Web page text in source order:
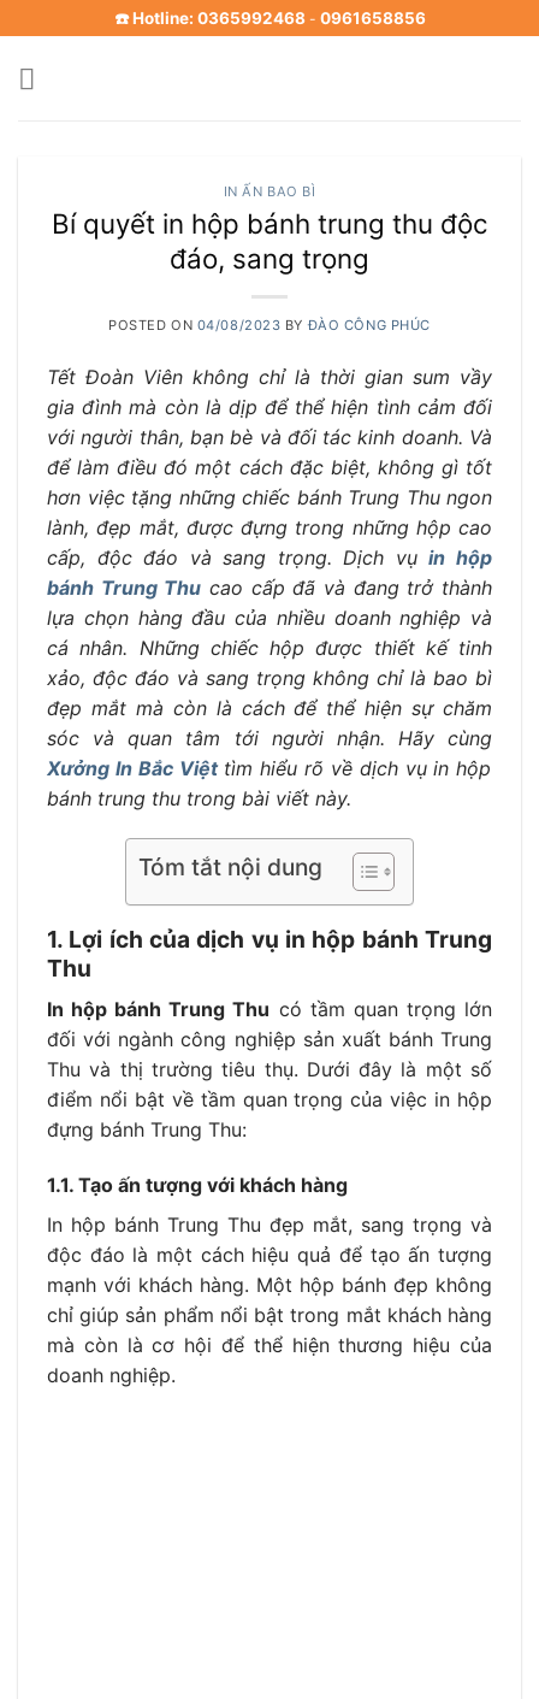
to
content
☎️ Hotline: 0365992468 - 0961658856
IN ẤN BAO BÌ
Bí quyết in hộp bánh trung thu độc
đáo, sang trọng
POSTED ON 04/08/2023 BYĐÀO CÔNG PHÚC
Tết Đoàn Viên không chỉ là thời gian sum vầy
gia đình mà còn là dịp để thể hiện tình cảm đối
với người thân, bạn bè và đối tác kinh doanh. Và
để làm điều đó một cách đặc biệt, không gì tốt
hơn việc tặng những chiếc bánh Trung Thu ngon
lành, đẹp mắt, được đựng trong những hộp cao
cấp, độc đáo và sang trọng. Dịch vụin hộp
bánh Trung Thu cao cấp đã và đang trở thành
lựa chọn hàng đầu của nhiều doanh nghiệp và
cá nhân. Những chiếc hộp được thiết kế tinh
xảo, độc đáo và sang trọng không chỉ là bao bì
đẹp mắt mà còn là cách để thể hiện sự chăm
sóc và quan tâm tới người nhận. Hãy cùng
Xưởng In Bắc Việttìm hiểu rõ về dịch vụ in hộp
bánh trung thu trong bài viết này.
Tóm tắt nội dung
1. Lợi ích của dịch vụ in hộp bánh Trung
Thu
In hộp bánh Trung Thu có tầm quan trọng lớn
đối với ngành công nghiệp sản xuất bánh Trung
Thu và thị trường tiêu thụ. Dưới đây là một số
điểm nổi bật về tầm quan trọng của việc in hộp
đựng bánh Trung Thu:
1.1. Tạo ấn tượng với khách hàng
In hộp bánh Trung Thu đẹp mắt, sang trọng và
độc đáo là một cách hiệu quả để tạo ấn tượng
mạnh với khách hàng. Một hộp bánh đẹp không
chỉ giúp sản phẩm nổi bật trong mắt khách hàng
mà còn là cơ hội để thể hiện thương hiệu của
doanh nghiệp.